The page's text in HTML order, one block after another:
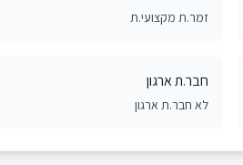
זמר.ת מקצועי.ת
חבר.ת ארגון
לא חבר.ת ארגון